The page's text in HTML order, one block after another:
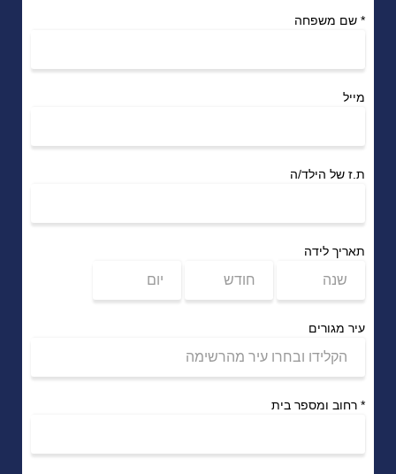
* שם משפחה
מייל
ת.ז של הילד/ה
תאריך לידה
עיר מגורים
* רחוב ומספר בית